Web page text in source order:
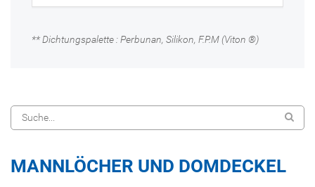
** Dichtungspalette : Perbunan, Silikon, F.P.M (Viton ®)
MANNLÖCHER UND DOMDECKEL